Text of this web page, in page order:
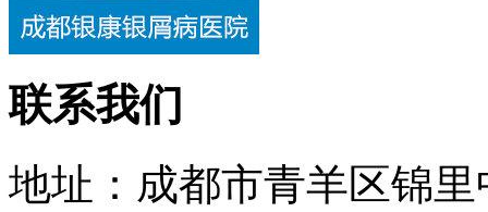
联系我们
地址：成都市青羊区锦